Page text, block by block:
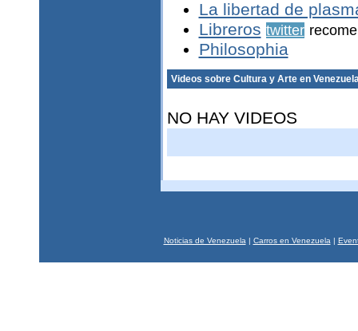
La libertad de
Libreros twitter
Philosophia
Videos sobre Cultura y Arte en
NO HAY VIDEOS
Noticias de Venezuela | Carros en Venezuela |